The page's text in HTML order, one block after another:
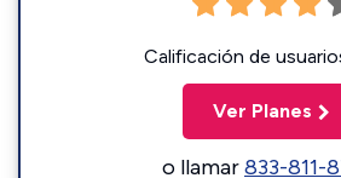
Calificación de
Ver Planes
o llamar833-811-